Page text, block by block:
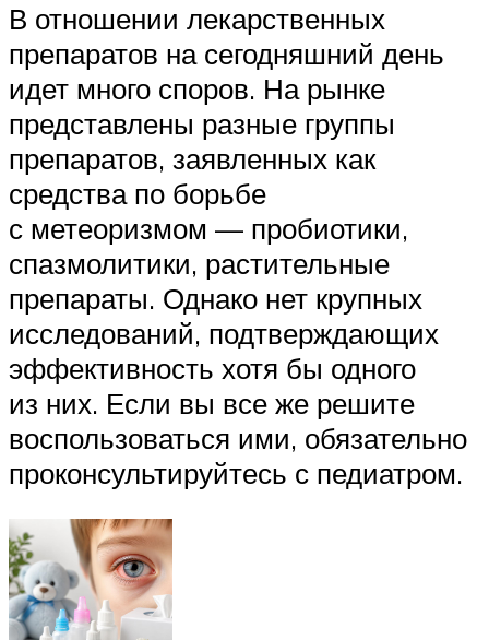
В отношении лекарственных
препаратов на сегодняшний день
идет много споров. На рынке
представлены разные группы
препаратов, заявленных как
средства по борьбе
с метеоризмом — пробиотики,
спазмолитики, растительные
препараты. Однако нет крупных
исследований, подтверждающих
эффективность хотя бы одного
из них. Если вы все же решите
воспользоваться ими, обязательно
проконсультируйтесь с педиатром.